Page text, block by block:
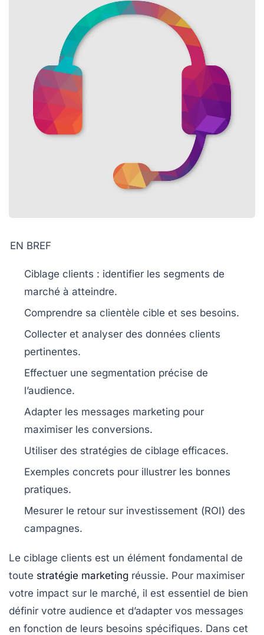
EN BREF
Ciblage clients : identifier les segments de
marché à atteindre.
Comprendre sa clientèle cible et ses besoins.
Collecter et analyser des données clients
pertinentes.
Effectuer une segmentation précise de
l’audience.
Adapter les messages marketing pour
maximiser les conversions.
Utiliser des stratégies de ciblage efficaces.
Exemples concrets pour illustrer les bonnes
pratiques.
Mesurer le retour sur investissement (ROI) des
campagnes.
Le ciblage clients est un élément fondamental de
toute stratégie marketing réussie. Pour maximiser
votre impact sur le marché, il est essentiel de bien
définir votre audience et d’adapter vos messages
en fonction de leurs besoins spécifiques. Dans cet